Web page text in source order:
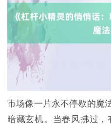
市场像一片永不停歇的魔
暗藏玄机。当春风拂过，